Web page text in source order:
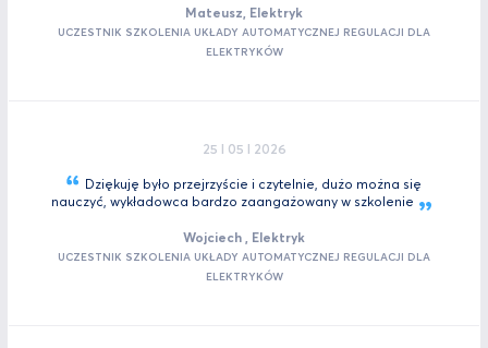
Mateusz, Elektryk
UCZESTNIK SZKOLENIA UKŁADY AUTOMATYCZNEJ REGULACJI DLA
ELEKTRYKÓW
25 I 05 I 2026
Dziękuję było przejrzyście i czytelnie, dużo można się
nauczyć, wykładowca bardzo zaangażowany w szkolenie
Wojciech , Elektryk
UCZESTNIK SZKOLENIA UKŁADY AUTOMATYCZNEJ REGULACJI DLA
ELEKTRYKÓW